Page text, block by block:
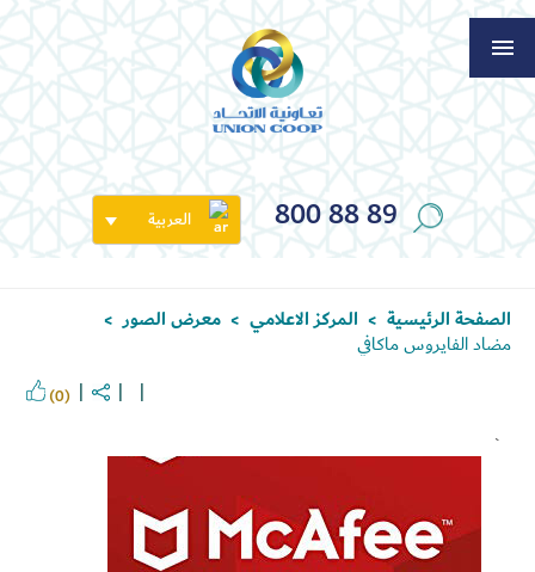
800 88 89 العربية
الصفحة الرئيسية > المركز الاعلامي > معرض الصور >
مضاد الفايروس ماكافي
(0)
`